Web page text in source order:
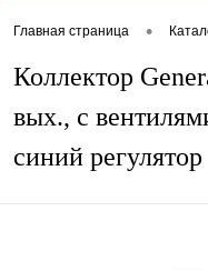
Главная страница •
Коллектор
вых., c
синий регулятор